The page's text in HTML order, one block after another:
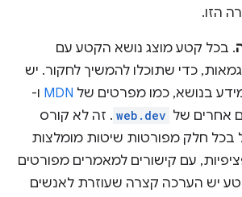
הזו.
. בכל קטע מוצג נושא הקטע עם
כדי שתוכלו להמשיך לחקור. יש
בנושא, כמו מפרטים של MDN ו-
אחרים של web.dev . זה לא קורס
בכל חלק מפורטות שיטות מומלצות
עם קישורים למאמרים מפורטים
יש הערכה קצרה שעוזרת לאנשים